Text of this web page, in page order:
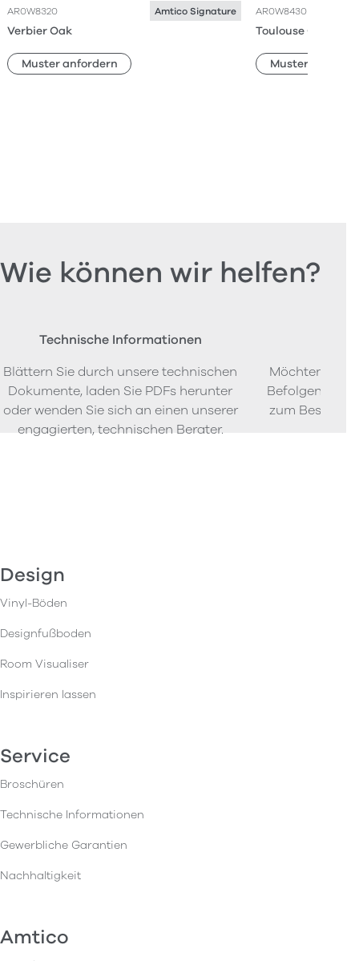
AR0W8320 Amtico Signature
Verbier Oak
Muster anfordern
AR0W8430
Toulouse Oak
Muster
Wie können wir helfen?
Technische Informationen
Blättern Sie durch unsere technischen
Dokumente, laden Sie PDFs herunter
oder wenden Sie sich an einen unserer
engagierten, technischen Berater.
Möchten Sie
Befolgen Sie
zum
Design
Vinyl-Böden
Designfußboden
Room Visualiser
Inspirieren lassen
Service
Broschüren
Technische Informationen
Gewerbliche Garantien
Nachhaltigkeit
Amtico